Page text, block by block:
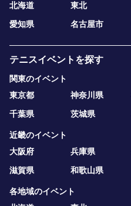
北海道
東北
愛知県
名古屋市
テニスイベントを探す
関東のイベント
東京都
神奈川県
千葉県
茨城県
近畿のイベント
大阪府
兵庫県
滋賀県
和歌山県
各地域のイベント